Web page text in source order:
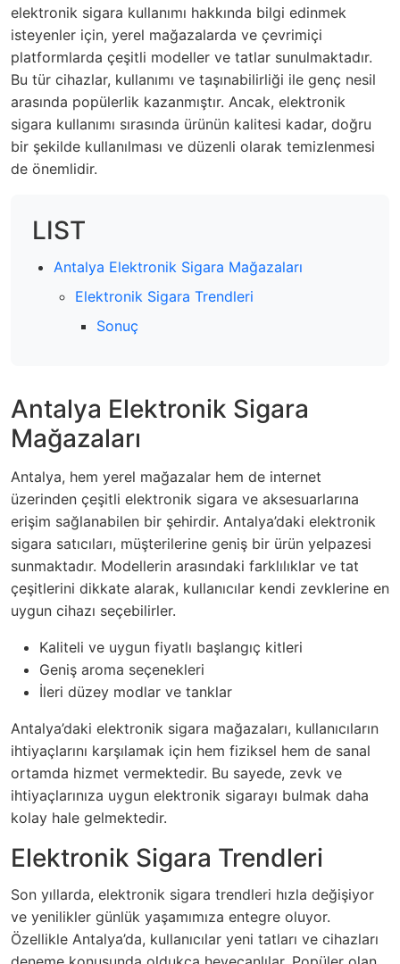
elektronik sigara kullanımı hakkında bilgi edinmek
isteyenler için, yerel mağazalarda ve çevrimiçi
platformlarda çeşitli modeller ve tatlar sunulmaktadır.
Bu tür cihazlar, kullanımı ve taşınabilirliği ile genç nesil
arasında popülerlik kazanmıştır. Ancak, elektronik
sigara kullanımı sırasında ürünün kalitesi kadar, doğru
bir şekilde kullanılması ve düzenli olarak temizlenmesi
de önemlidir.
LIST
Antalya Elektronik Sigara Mağazaları
Elektronik Sigara Trendleri
Sonuç
Antalya Elektronik Sigara
Mağazaları
Antalya, hem yerel mağazalar hem de internet
üzerinden çeşitli elektronik sigara ve aksesuarlarına
erişim sağlanabilen bir şehirdir. Antalya’daki elektronik
sigara satıcıları, müşterilerine geniş bir ürün yelpazesi
sunmaktadır. Modellerin arasındaki farklılıklar ve tat
çeşitlerini dikkate alarak, kullanıcılar kendi zevklerine en
uygun cihazı seçebilirler.
Kaliteli ve uygun fiyatlı başlangıç kitleri
Geniş aroma seçenekleri
İleri düzey modlar ve tanklar
Antalya’daki elektronik sigara mağazaları, kullanıcıların
ihtiyaçlarını karşılamak için hem fiziksel hem de sanal
ortamda hizmet vermektedir. Bu sayede, zevk ve
ihtiyaçlarınıza uygun elektronik sigarayı bulmak daha
kolay hale gelmektedir.
Elektronik Sigara Trendleri
Son yıllarda, elektronik sigara trendleri hızla değişiyor
ve yenilikler günlük yaşamımıza entegre oluyor.
Özellikle Antalya’da, kullanıcılar yeni tatları ve cihazları